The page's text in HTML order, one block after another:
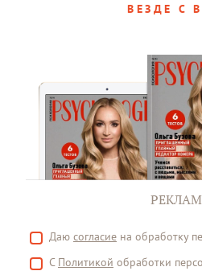
ВЕЗДЕ С
Даю согласие на обработку
С Политикой обработки